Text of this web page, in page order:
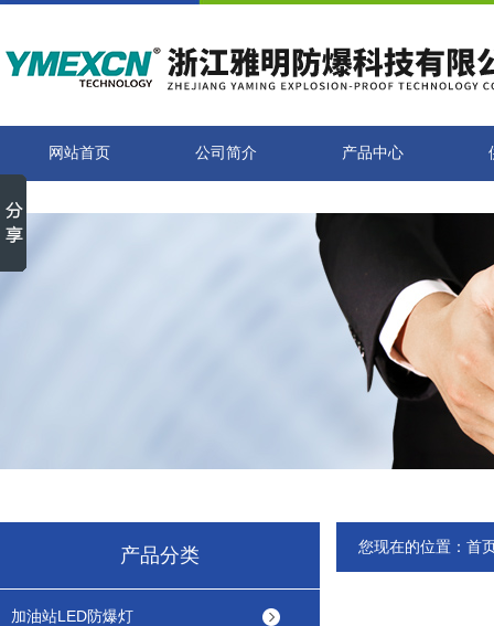
网站首页 公司简介 产品中心
产品分类
加油站LED防爆灯
您现在的位置： 首